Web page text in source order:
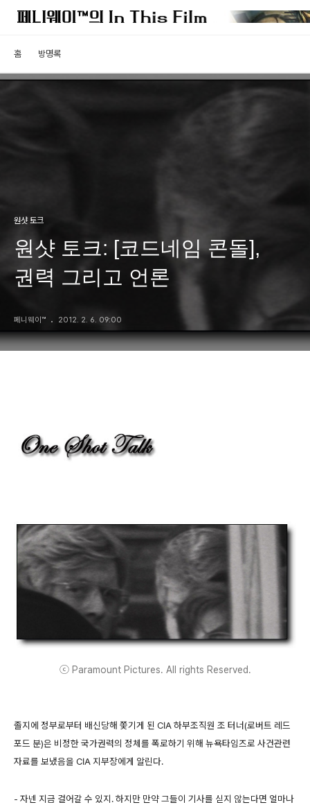
홈 방명록
원샷 토크
원샷 토크: [코드네임 콘돌],
권력 그리고 언론
페니웨이™ 2012. 2. 6. 09:00
ⓒ Paramount Pictures. All rights Reserved.
졸지에 정부로부터 배신당해 쫓기게 된 CIA 하부조직원 조 터너(로버트 레드
포드 분)은 비정한 국가권력의 정체를 폭로하기 위해 뉴욕타임즈로 사건관련
자료를 보냈음을 CIA 지부장에게 알린다.
- 자넨 지금 걸어갈 수 있지. 하지만 만약 그들이 기사를 싣지 않는다면 얼마나